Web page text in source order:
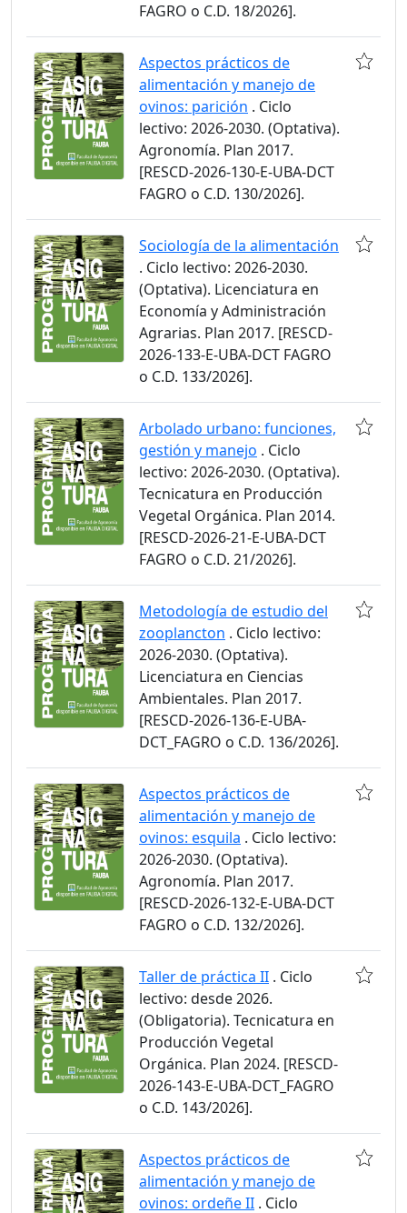
FAGRO o C.D. 18/2026].
Aspectos prácticos de
alimentación y manejo de
ovinos: parición . Ciclo
lectivo: 2026-2030. (Optativa).
Agronomía. Plan 2017.
[RESCD-2026-130-E-UBA-DCT
FAGRO o C.D. 130/2026].
Sociología de la alimentación
. Ciclo lectivo: 2026-2030.
(Optativa). Licenciatura en
Economía y Administración
Agrarias. Plan 2017. [RESCD-
2026-133-E-UBA-DCT FAGRO
o C.D. 133/2026].
Arbolado urbano: funciones,
gestión y manejo . Ciclo
lectivo: 2026-2030. (Optativa).
Tecnicatura en Producción
Vegetal Orgánica. Plan 2014.
[RESCD-2026-21-E-UBA-DCT
FAGRO o C.D. 21/2026].
Metodología de estudio del
zooplancton . Ciclo lectivo:
2026-2030. (Optativa).
Licenciatura en Ciencias
Ambientales. Plan 2017.
[RESCD-2026-136-E-UBA-
DCT_FAGRO o C.D. 136/2026].
Aspectos prácticos de
alimentación y manejo de
ovinos: esquila . Ciclo lectivo:
2026-2030. (Optativa).
Agronomía. Plan 2017.
[RESCD-2026-132-E-UBA-DCT
FAGRO o C.D. 132/2026].
Taller de práctica II . Ciclo
lectivo: desde 2026.
(Obligatoria). Tecnicatura en
Producción Vegetal
Orgánica. Plan 2024. [RESCD-
2026-143-E-UBA-DCT_FAGRO
o C.D. 143/2026].
Aspectos prácticos de
alimentación y manejo de
ovinos: ordeñe II . Ciclo